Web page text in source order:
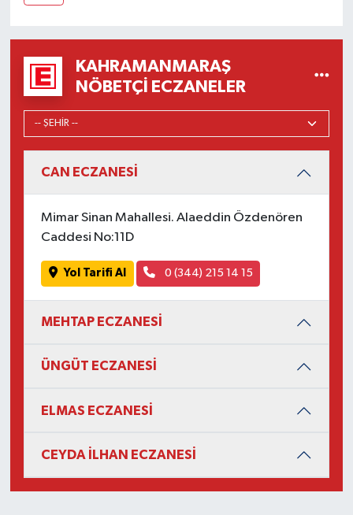
KAHRAMANMARAŞ
NÖBETÇI ECZANELER
CAN ECZANESİ
Mimar Sinan Mahallesi. Alaeddin Özdenören
Caddesi No:11D
Yol Tarifi Al 0 (344) 215 14 15
MEHTAP ECZANESİ
ÜNGÜT ECZANESİ
ELMAS ECZANESİ
CEYDA İLHAN ECZANESİ